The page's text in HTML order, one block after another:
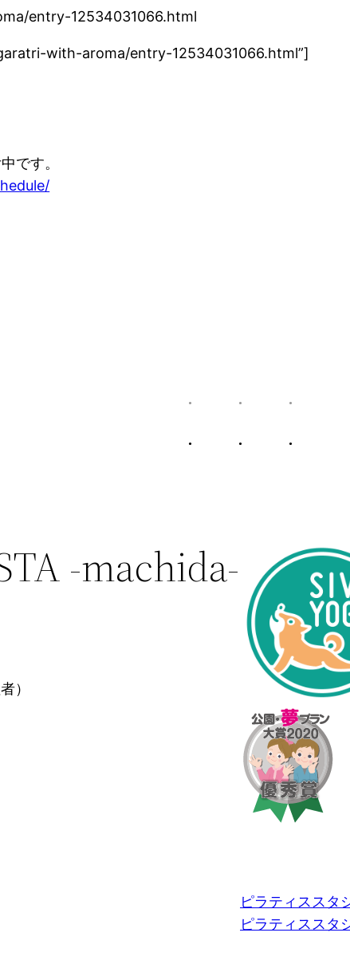
entry-12534031066.html
with-aroma/entry-12534031066.html”]
です。
-machida-
）
ピラティススタ
ピラティススタ